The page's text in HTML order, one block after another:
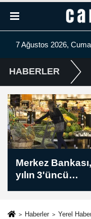
7 Ağustos 2026, Cuma
HABERLER
Günlük elektrik
üretim ve tüketim
Haberler Yerel